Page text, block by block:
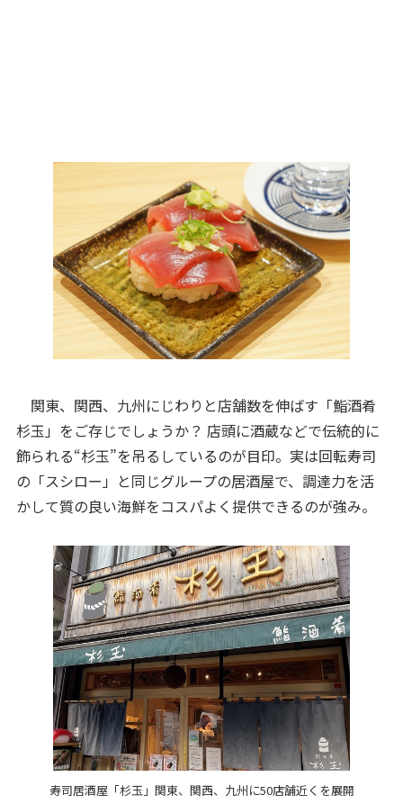
関東、関西、九州にじわりと店舗数を伸ばす「鮨酒肴
杉玉」をご存じでしょうか？ 店頭に酒蔵などで伝統的に
飾られる“杉玉”を吊るしているのが目印。実は回転寿司
の「スシロー」と同じグループの居酒屋で、調達力を活
かして質の良い海鮮をコスパよく提供できるのが強み。
寿司居酒屋「杉玉」関東、関西、九州に50店舗近くを展開